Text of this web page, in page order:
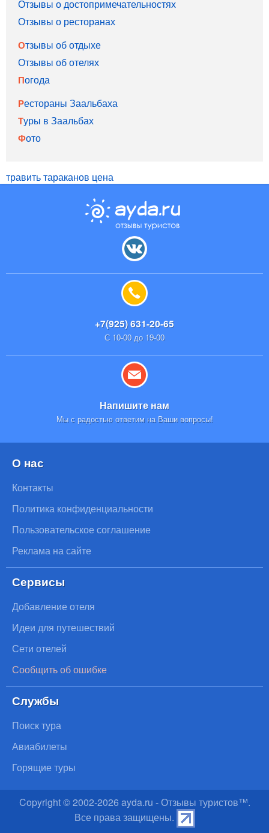
Отзывы о достопримечательностях
Отзывы о ресторанах
Отзывы об отдыхе
Отзывы об отелях
Погода
Рестораны Заальбаха
Туры в Заальбах
Фото
травить тараканов цена
+7(925) 631-20-65
С 10-00 до 19-00
Напишите нам
Мы с радостью ответим на Ваши вопросы!
О нас
Контакты
Политика конфиденциальности
Пользовательское соглашение
Реклама на сайте
Сервисы
Добавление отеля
Идеи для путешествий
Сети отелей
Сообщить об ошибке
Службы
Поиск тура
Авиабилеты
Горящие туры
Copyright © 2002-2026 ayda.ru - Отзывы туристов™.
Все права защищены.